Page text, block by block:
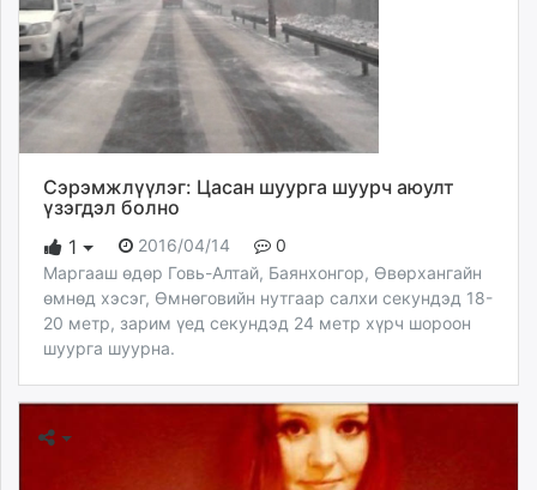
Сэрэмжлүүлэг: Цасан шуурга шуурч аюулт
үзэгдэл болно
1
2016/04/14
0
Маргааш өдөр Говь-Алтай, Баянхонгор, Өвөрхангайн
өмнөд хэсэг, Өмнөговийн нутгаар салхи секундэд 18-
20 метр, зарим үед секундэд 24 метр хүрч шороон
шуурга шуурна.